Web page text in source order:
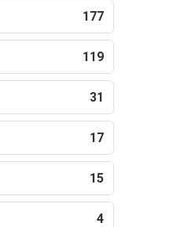
177
119
31
17
15
4